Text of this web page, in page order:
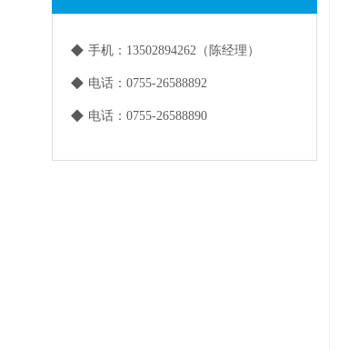
◆ 手机：13502894262（陈经理）
◆ 电话：0755-26588892
◆ 电话：0755-26588890